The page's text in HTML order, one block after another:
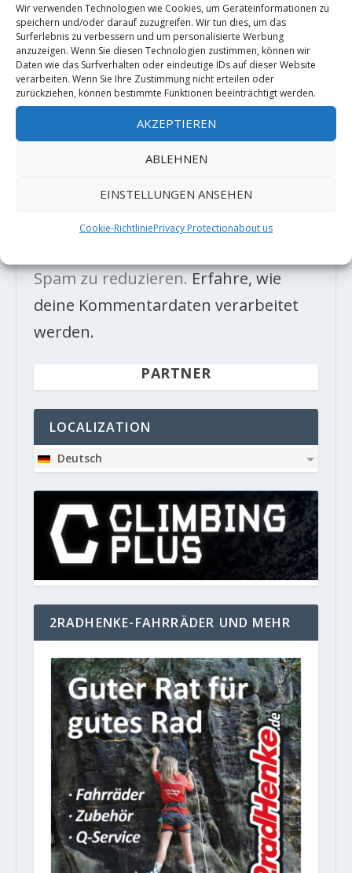
Wir verwenden Technologien wie Cookies, um Geräteinformationen zu
speichern und/oder darauf zuzugreifen. Wir tun dies, um das
Surferlebnis zu verbessern und um personalisierte Werbung
anzuzeigen. Wenn Sie diesen Technologien zustimmen, können wir
Daten wie das Surfverhalten oder eindeutige IDs auf dieser Website
verarbeiten. Wenn Sie Ihre Zustimmung nicht erteilen oder
zurückziehen, können bestimmte Funktionen beeinträchtigt werden.
AKZEPTIEREN
ABLEHNEN
EINSTELLUNGEN ANSEHEN
Cookie-RichtliniePrivacy Protectionabout us
Spam zu reduzieren.Erfahre, wie
deine Kommentardaten verarbeitet
werden.
PARTNER
LOCALIZATION
Deutsch
2RADHENKE-FAHRRÄDER UND MEHR